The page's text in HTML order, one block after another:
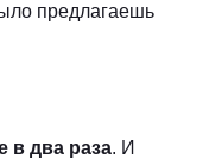
предлагаешь
два раза. И